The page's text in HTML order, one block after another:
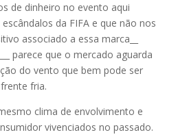
de dinheiro no evento aqui
da FIFA e que não nos
associado a essa marca__
parece que o mercado aguarda
do vento que bem pode ser
fria.
clima de envolvimento e
vivenciados no passado.